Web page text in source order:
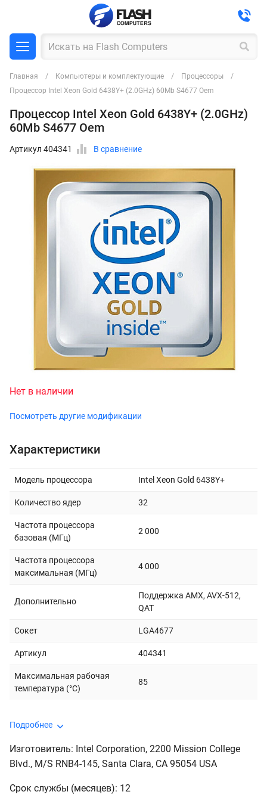
Главная Компьютеры и комплектующие
Процессоры
Процессор Intel Xeon Gold 6438Y+ (2.0GHz) 60Mb S4677 Oem
Процессор Intel Xeon Gold 6438Y+ (2.0GHz)
60Mb S4677 Oem
Артикул 404341 В сравнение
Нет в наличии
Посмотреть другие модификации
Характеристики
Модель процессора Intel Xeon Gold 6438Y+
Количество ядер 32
Частота процессора
базовая (МГц)
2 000
Частота процессора
максимальная (МГц)
4 000
Дополнительно
Поддержка AMX, AVX-512,
QAT
Сокет LGA4677
Артикул 404341
Максимальная рабочая
температура (°C)
85
Подробнее
Изготовитель: Intel Corporation, 2200 Mission College
Blvd., M/S RNB4-145, Santa Clara, CA 95054 USA
Срок службы (месяцев): 12